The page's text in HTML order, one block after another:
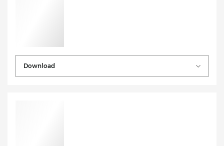
Download